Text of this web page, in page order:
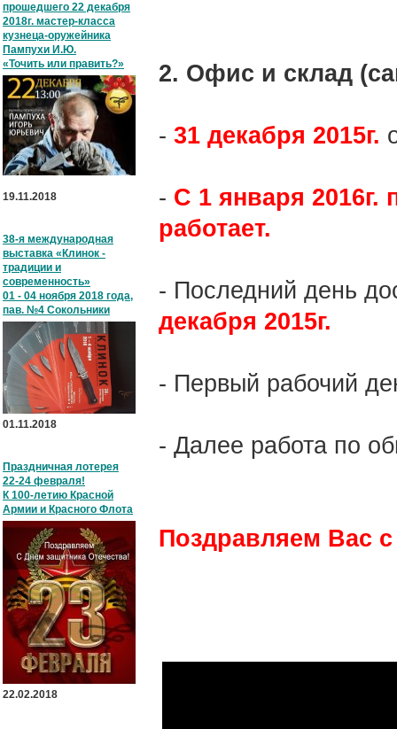
прошедшего 22 декабря
2018г. мастер-класса
кузнеца-оружейника
Пампухи И.Ю.
«Точить или править?»
19.11.2018
38-я международная
выставка «Клинок -
традиции и
современность»
01 - 04 ноября 2018 года,
пав. №4 Сокольники
01.11.2018
Праздничная лотерея
22-24 февраля!
К 100-летию Красной
Армии и Красного Флота
22.02.2018
2. Офис и склад
- 31 декабря 2015г.
- С 1 января 2016г.
работает.
- Последний день
декабря 2015г.
- Первый рабочий
- Далее работа по
Поздравляем Вас